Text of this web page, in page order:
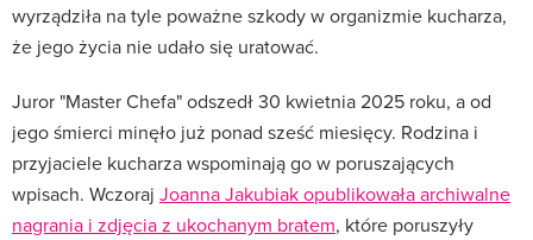
wyrządziła na tyle poważne szkody w organizmie kucharza,
że jego życia nie udało się uratować.
Juror "Master Chefa" odszedł 30 kwietnia 2025 roku, a od
jego śmierci minęło już ponad sześć miesięcy. Rodzina i
przyjaciele kucharza wspominają go w poruszających
wpisach. Wczoraj Joanna Jakubiak opublikowała archiwalne
nagrania i zdjęcia z ukochanym bratem, które poruszyły